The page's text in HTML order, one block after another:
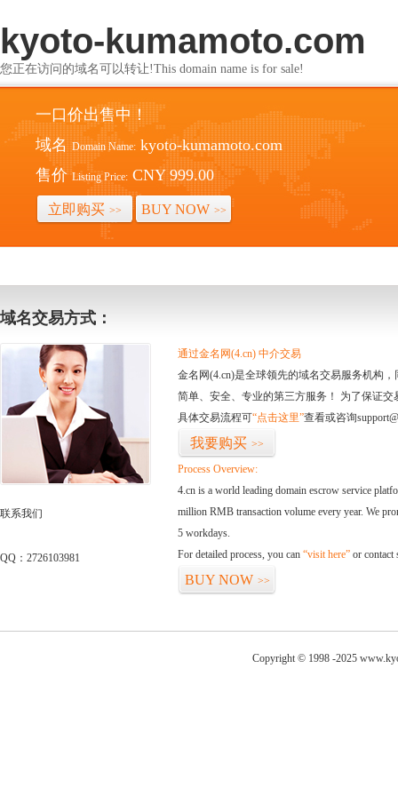
kyoto-kumamoto.com
您正在访问的域名可以转让!This domain name is for sale!
一口价出售中！
域名 Domain Name: kyoto-kumamoto.com
售价 Listing Price: CNY 999.00
立即购买 >> BUY NOW >>
域名交易方式：
联系我们
QQ：2726103981
通过金名网(4.cn) 中介交易
金名网(4.cn)是全球领先的域名交易服务机构
简单、安全、专业的第三方服务！ 为了保证
具体交易流程可“点击这里”查看或咨询
我要购买 >>
Process Overview:
4.cn is a world leading domain escrow service
million RMB transaction volume every year. We
5 workdays.
For detailed process, you can “visit here” or contact
BUY NOW >>
Copyright © 1998 -2025